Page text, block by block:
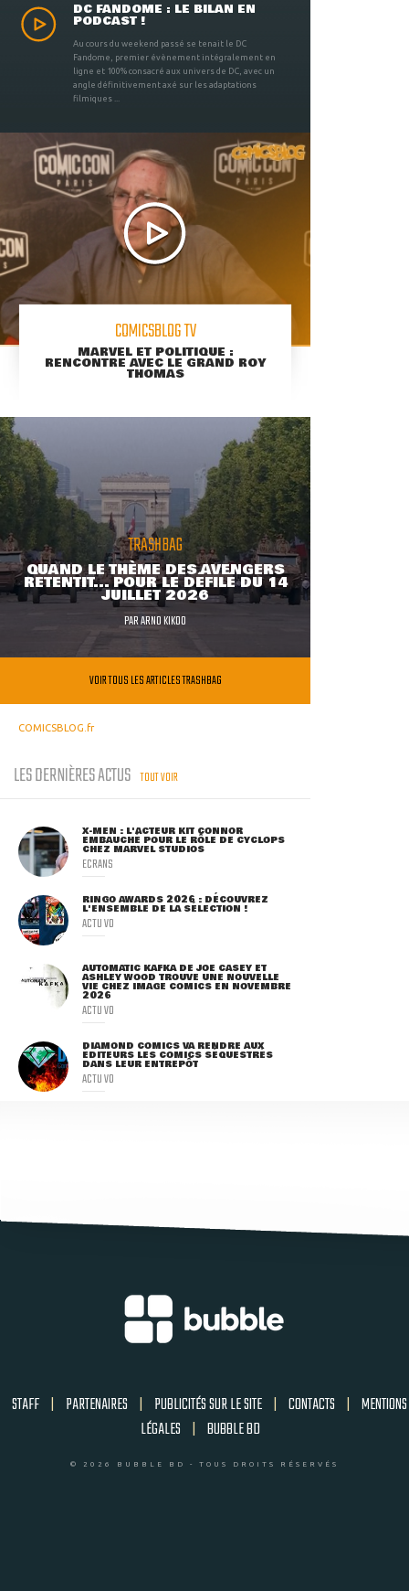
DC FANDOME : LE BILAN EN
PODCAST !
Au cours du weekend passé se tenait le DC
Fandome, premier évènement intégralement en
ligne et 100% consacré aux univers de DC, avec un
angle définitivement axé sur les adaptations
filmiques ...
COMICSBLOG TV
MARVEL ET POLITIQUE :
RENCONTRE AVEC LE GRAND ROY
THOMAS
TRASHBAG
QUAND LE THÈME DES AVENGERS
RETENTIT... POUR LE DÉFILÉ DU 14
JUILLET 2026
PARARNO KIKOO
VOIR TOUS LES ARTICLES TRASHBAG
COMICSBLOG.fr
LES DERNIÈRES ACTUS TOUT VOIR
X-MEN : L'ACTEUR KIT CONNOR
EMBAUCHÉ POUR LE RÔLE DE CYCLOPS
CHEZ MARVEL STUDIOS
ECRANS
RINGO AWARDS 2026 : DÉCOUVREZ
L'ENSEMBLE DE LA SÉLECTION !
ACTU VO
AUTOMATIC KAFKA DE JOE CASEY ET
ASHLEY WOOD TROUVE UNE NOUVELLE
VIE CHEZ IMAGE COMICS EN NOVEMBRE
2026
ACTU VO
DIAMOND COMICS VA RENDRE AUX
ÉDITEURS LES COMICS SÉQUESTRÉS
DANS LEUR ENTREPÔT
ACTU VO
STAFF | PARTENAIRES | PUBLICITÉS SUR LE SITE | CONTACTS | MENTIONS
LÉGALES | BUBBLE BD
© 2026 BUBBLE BD - TOUS DROITS RÉSERVÉS